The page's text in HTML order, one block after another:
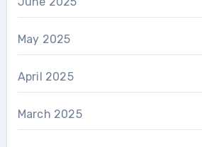
May 2025
April 2025
March 2025